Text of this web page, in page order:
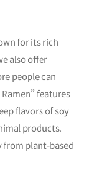
for its rich
also offer
people can
features
flavors of soy
products.
from plant-based